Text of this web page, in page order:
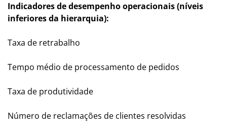
Indicadores de desempenho operacionais (níveis
inferiores da hierarquia):
Taxa de retrabalho
Tempo médio de processamento de pedidos
Taxa de produtividade
Número de reclamações de clientes resolvidas